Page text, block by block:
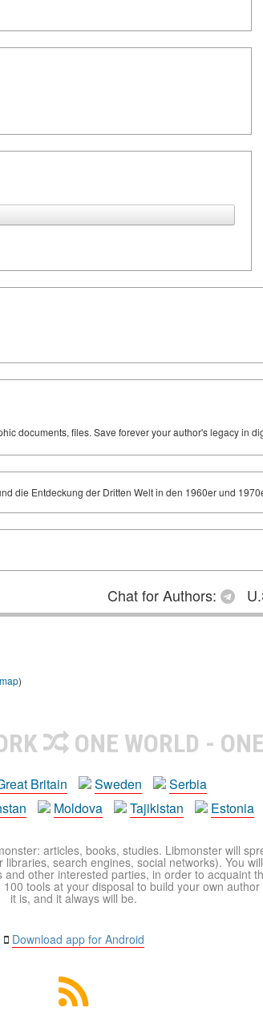
documents, files. Save forever your author's legacy in
die Entdeckung der Dritten Welt in den 1960er und
Chat for Authors:
)
ONE WORLD -
Britain Sweden
Serbia
Moldova Tajikistan Estonia
articles, books, studies. Libmonster will
search engines, social networks). You
other interested parties, in order to acquaint
tools at your disposal to build your own
it is, and it always will be.
Download app for Android